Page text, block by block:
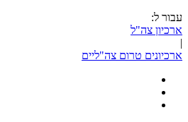
עבור ל:
ארכיון צה"ל
|
ארכיונים טרום צה"ליים